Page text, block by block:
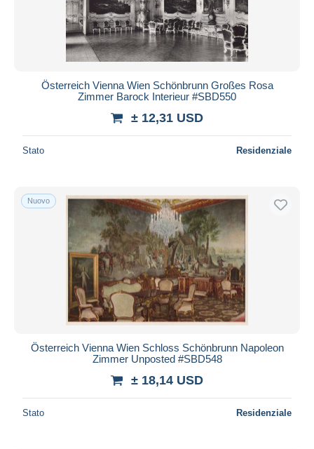
Österreich Vienna Wien Schönbrunn Großes Rosa
Zimmer Barock Interieur #SBD550
± 12,31 USD
Stato Residenziale
Nuovo
Österreich Vienna Wien Schloss Schönbrunn Napoleon
Zimmer Unposted #SBD548
± 18,14 USD
Stato Residenziale